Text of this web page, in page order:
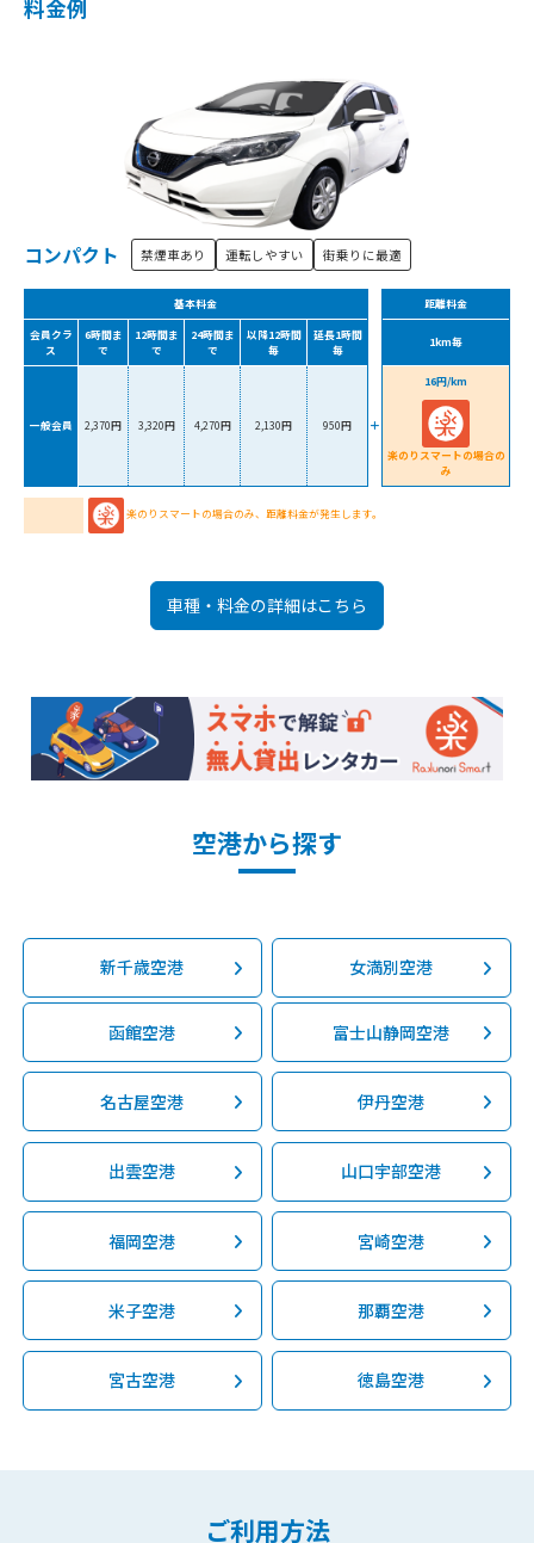
料金例
コンパクト 禁煙車あり 運転しやすい 街乗りに最適
基本料金
距離料金
会員クラ
ス
6時間ま
で
12時間ま
で
24時間ま
で
以降12時間
毎
延長1時間
毎
1km毎
一般会員 2,370円 3,320円 4,270円 2,130円 950円
16円/km
楽のりスマートの場合の
み
楽のりスマートの場合のみ、距離料金が発生します。
車種・料金の詳細はこちら
空港から探す
新千歳空港 女満別空港
函館空港 富士山静岡空港
名古屋空港 伊丹空港
出雲空港 山口宇部空港
福岡空港 宮崎空港
米子空港 那覇空港
宮古空港 徳島空港
ご利用方法